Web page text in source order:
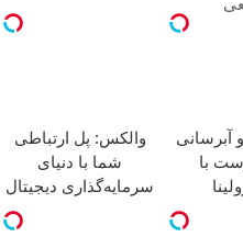
آبرسانی
با
والکس: پل ارتباطی
شما با دنیای
سرمایه‌گذاری دیجیتال